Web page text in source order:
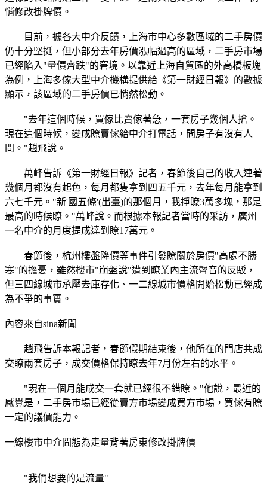
悄修改掛牌價。
目前，據各大中介反饋，上海市中心多數區域的二手房價
仍十分堅挺，但小部分去年房價漲幅過高的區域，二手房市場
已經陷入"量價齊跌"的窘境。以靠近上海自貿區的外高橋板塊
為例，上海多傢大型中介機構提供給《第一財經日報》的數據
顯示，該區域的二手房價已悄然松動。
"去年這個時候，買傢比賣傢著急，一套房子幾個人搶。
現在這個時候，變成瞭賣傢給中介打電話，問房子有沒有人
問。"趙飛說。
萬峰告訴《第一財經日報》記者，春節後自己的收入連著
幾個月都沒有起色，每月都隻拿到四五千元，去年每月能拿到
六七千元。"新'國五條'(出臺)的那個月，我掙瞭3萬多塊，那是
最高的時候瞭。"萬峰說。而根據本報記者當時的采訪，廣州
一名中介的月度提成達到瞭17萬元。
春節後，杭州樓盤降價等事件引發瞭關於房價"高處不勝
寒"的擔憂，雖然樓市"崩盤說"遭到瞭業內主流聲音的反駁，
但三四線城市承壓去庫存化、一二線城市價格開始松動已經成
為不爭的事實。
內容來自sina新聞
趙飛告訴本報記者，春節假期結束後，他所在的門店共成
交瞭兩套房子，成交價格保持瞭去年7月份左右的水平。
"現在一個月能成交一套就已經很不錯瞭。"他說，最近的
感覺是，二手房市場已經從賣方市場變成買方市場，買傢有瞭
一定的議價能力。
一線樓市中介囧態為走量背著房東修改掛牌價
"我們想要的是流量"